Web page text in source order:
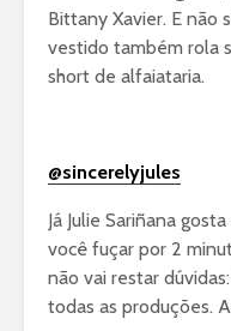
Bittany Xavier. E não
vestido também rola
short de alfaiataria.
@sincerelyjules
Já Julie Sariñana
você fuçar por 2
não vai restar
todas as produções.